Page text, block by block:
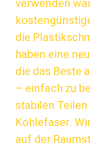
verwenden
die
haben eine
die das Beste
– einfach zu
stabilen
Kohlefaser.
auf der